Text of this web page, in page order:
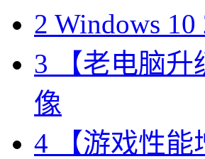
2 Windows
3 【老电脑
像
4 【游戏性